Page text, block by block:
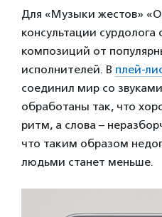
Для «Музыки жестов»
консультации
композиций от
исполнителей. В плей-
соединил мир со
обработаны так, что
ритм, а слова –
что таким образом
людьми станет меньше.